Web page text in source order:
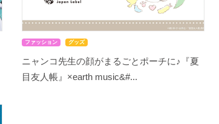
ファッション グッズ
ニャンコ先生の顔がまるごとポーチに♪『夏
目友人帳』×earth music&#...